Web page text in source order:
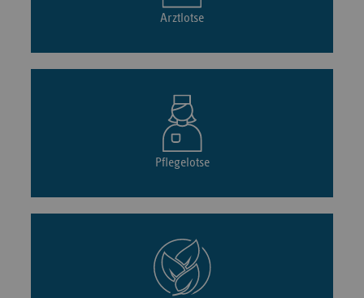
Arztlotse
Pflegelotse